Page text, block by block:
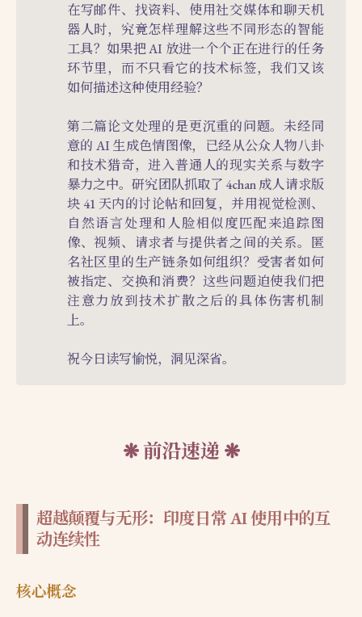
在写邮件、找资料、使用社交媒体和聊天机
器人时，究竟怎样理解这些不同形态的智能
工具？如果把 AI 放进一个个正在进行的任务
环节里，而不只看它的技术标签，我们又该
如何描述这种使用经验？
第二篇论文处理的是更沉重的问题。未经同
意的 AI 生成色情图像，已经从公众人物八卦
和技术猎奇，进入普通人的现实关系与数字
暴力之中。研究团队抓取了 4chan 成人请求版
块 41 天内的讨论帖和回复，并用视觉检测、
自然语言处理和人脸相似度匹配来追踪图
像、视频、请求者与提供者之间的关系。匿
名社区里的生产链条如何组织？受害者如何
被指定、交换和消费？这些问题迫使我们把
注意力放到技术扩散之后的具体伤害机制
上。
祝今日读写愉悦，洞见深省。
前沿速递
超越颠覆与无形：印度日常 AI 使用中的互
动连续性
核心概念